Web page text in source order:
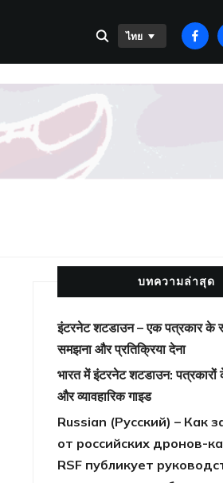
ไทย
ALT
บทความล่าสุด
इंटरनेट शटडाउन – एक पत्रकार के
समझना और प्रतिक्रिया देना
भारत में इंटरनेट शटडाउन: पत्रकारों
और व्यावहारिक गाइड
Russian (Русский) – Как
от российских дронов-
RSF публикует